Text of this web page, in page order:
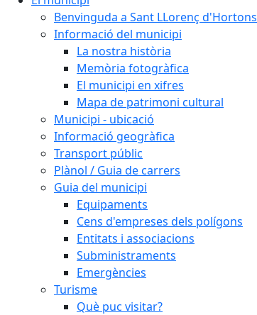
Benvinguda a Sant LLorenç d'Hortons
Informació del municipi
La nostra història
Memòria fotogràfica
El municipi en xifres
Mapa de patrimoni cultural
Municipi - ubicació
Informació geogràfica
Transport públic
Plànol / Guia de carrers
Guia del municipi
Equipaments
Cens d'empreses dels polígons
Entitats i associacions
Subministraments
Emergències
Turisme
Què puc visitar?